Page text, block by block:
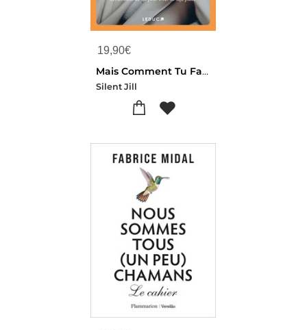
19,90€
Mais Comment Tu Fais ? : Couple, Famille, Boulot... Les Conseils De Jill Pour Creer Sa Safe Place
Silent Jill